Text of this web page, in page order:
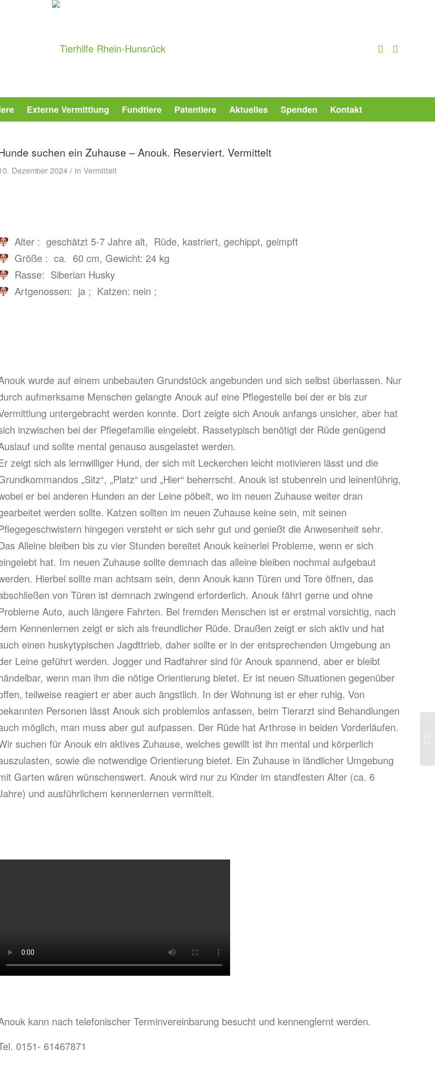
Externe Vermittlung Fundtiere Patentiere Aktuelles Spenden Kontakt
suchen ein Zuhause – Anouk. Reserviert. Vermittelt
Dezember 2024 / in Vermittelt
Alter : geschätzt 5-7 Jahre alt, Rüde, kastriert, gechippt, geimpft
Größe : ca. 60 cm, Gewicht: 24 kg
Rasse: Siberian Husky
Artgenossen: ja ; Katzen: nein ;
wurde auf einem unbebauten Grundstück angebunden und sich selbst überlassen. Nur
aufmerksame Menschen gelangte Anouk auf eine Pflegestelle bei der er bis zur
untergebracht werden konnte. Dort zeigte sich Anouk anfangs unsicher, aber hat
inzwischen bei der Pflegefamilie eingelebt. Rassetypisch benötigt der Rüde genügend
und sollte mental genauso ausgelastet werden.
zeigt sich als lernwilliger Hund, der sich mit Leckerchen leicht motivieren lässt und die
„Sitz“, „Platz“ und „Hier“ beherrscht. Anouk ist stubenrein und leinenführig,
er bei anderen Hunden an der Leine pöbelt, wo im neuen Zuhause weiter dran
werden sollte. Katzen sollten im neuen Zuhause keine sein, mit seinen
hingegen versteht er sich sehr gut und genießt die Anwesenheit sehr.
Alleine bleiben bis zu vier Stunden bereitet Anouk keinerlei Probleme, wenn er sich
hat. Im neuen Zuhause sollte demnach das alleine bleiben nochmal aufgebaut
Hierbei sollte man achtsam sein, denn Anouk kann Türen und Tore öffnen, das
von Türen ist demnach zwingend erforderlich. Anouk fährt gerne und ohne
Auto, auch längere Fahrten. Bei fremden Menschen ist er erstmal vorsichtig, nach
Kennenlernen zeigt er sich als freundlicher Rüde. Draußen zeigt er sich aktiv und hat
einen huskytypischen Jagdttrieb, daher sollte er in der entsprechenden Umgebung an
Leine geführt werden. Jogger und Radfahrer sind für Anouk spannend, aber er bleibt
wenn man ihm die nötige Orientierung bietet. Er ist neuen Situationen gegenüber
teilweise reagiert er aber auch ängstlich. In der Wohnung ist er eher ruhig. Von
Personen lässt Anouk sich problemlos anfassen, beim Tierarzt sind Behandlungen
möglich, man muss aber gut aufpassen. Der Rüde hat Arthrose in beiden Vorderläufen.
suchen für Anouk ein aktives Zuhause, welches gewillt ist ihn mental und körperlich
sowie die notwendige Orientierung bietet. Ein Zuhause in ländlicher Umgebung
Garten wären wünschenswert. Anouk wird nur zu Kinder im standfesten Alter (ca. 6
und ausführlichem kennenlernen vermittelt.
kann nach telefonischer Terminvereinbarung besucht und kennenglernt werden.
0151- 61467871